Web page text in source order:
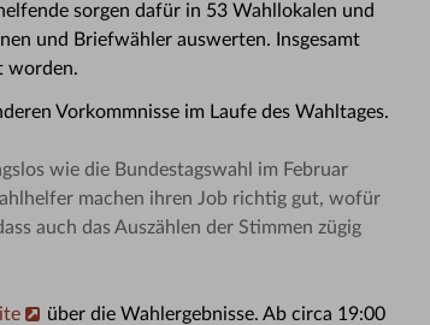
sorgen dafür in 53 Wahllokalen und
und Briefwähler auswerten. Insgesamt
worden.
Vorkommnisse im Laufe des Wahltages.
wie die Bundestagswahl im Februar
machen ihren Job richtig gut, wofür
auch das Auszählen der Stimmen zügig
über die Wahlergebnisse. Ab circa 19:00